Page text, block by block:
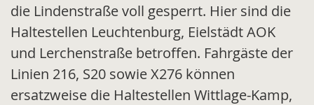
die Lindenstraße voll gesperrt. Hier sind die
Haltestellen Leuchtenburg, Eielstädt AOK
und Lerchenstraße betroffen. Fahrgäste der
Linien 216, S20 sowie X276 können
ersatzweise die Haltestellen Wittlage-Kamp,